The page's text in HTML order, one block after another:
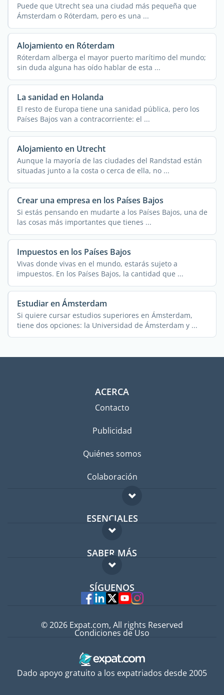
Puede que Utrecht sea una ciudad más pequeña que
Ámsterdam o Róterdam, pero es una ...
Alojamiento en Róterdam
Róterdam alberga el mayor puerto marítimo del mundo;
sin duda alguna has oído hablar de esta ...
La sanidad en Holanda
El resto de Europa tiene una sanidad pública, pero los
Países Bajos van a contracorriente: el ...
Alojamiento en Utrecht
Aunque la mayoría de las ciudades del Randstad están
situadas junto a la costa o cerca de ella, no ...
Crear una empresa en los Países Bajos
Si estás pensando en mudarte a los Países Bajos, una de
las cosas más importantes que tienes ...
Impuestos en los Países Bajos
Vivas donde vivas en el mundo, estarás sujeto a
impuestos. En los Países Bajos, la cantidad que ...
Estudiar en Ámsterdam
Si quiere cursar estudios superiores en Ámsterdam,
tiene dos opciones: la Universidad de Ámsterdam y ...
ACERCA
Contacto
Publicidad
Quiénes somos
Colaboración
ESENCIALES
Foro para expatriados
Guía para expatriados
Trabajos en el extranjero
SABER MÁS
FAQ
Expertos
SÍGUENOS
Dado apoyo gratuito a los expatriados desde 2005
© 2026 Expat.com, All rights Reserved
Condiciones de Uso